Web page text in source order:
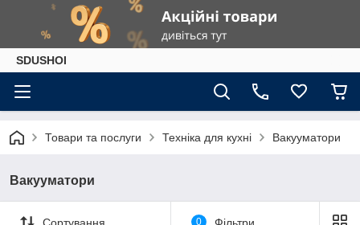
SDUSHOI
Товари та послуги Техніка для кухні Вакууматори
Вакууматори
Сортування 0 Фільтри